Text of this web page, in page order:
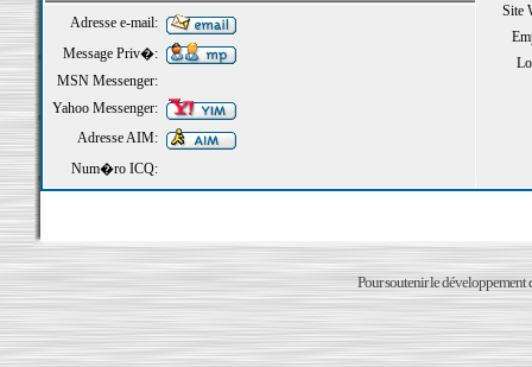
Site
Adresse e-mail:
Message Priv�:
MSN Messenger:
Yahoo Messenger:
Adresse AIM:
Num�ro ICQ:
Pour soutenir le développement